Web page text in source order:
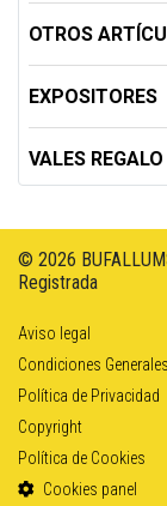
OTROS
EXPOSITORES
VALES REGALO
© 2026
Registrada
Aviso legal
Condiciones
Política de Privacidad
Copyright
Política de Cookies
Cookies panel